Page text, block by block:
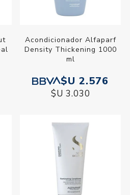
Acondicionador Alfaparf
Density Thickening 1000
ml
$U 2.576
$U 3.030